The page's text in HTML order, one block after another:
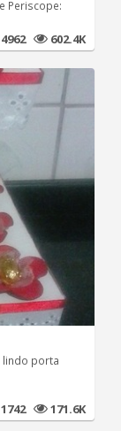
Periscope:
4962 602.4K
lindo porta
1742 171.6K